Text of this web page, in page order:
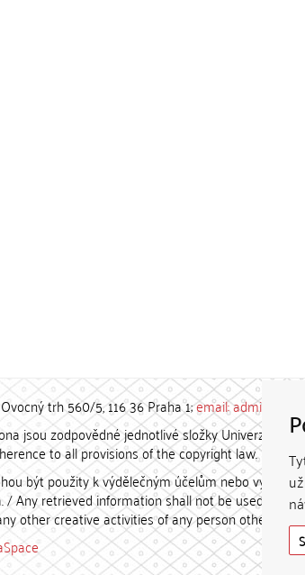
trh 560/5, 116 36 Praha 1;email: admin-
jsou zodpovědné jednotlivé složky Univerzity
to all provisions of the copyright law.
být použity k výdělečným účelům nebo
Any retrieved information shall not be used for any
other creative activities of any person other than